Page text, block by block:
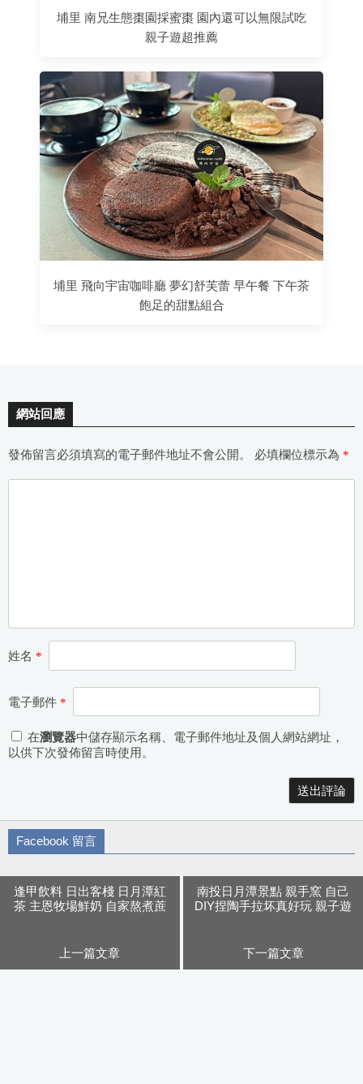
埔里 南兄生態棗園採蜜棗 園內還可以無限試吃
親子遊超推薦
埔里 飛向宇宙咖啡廳 夢幻舒芙蕾 早午餐 下午茶
飽足的甜點組合
網站回應
發佈留言必須填寫的電子郵件地址不會公開。 必填欄位標示為 *
姓名 *
電子郵件 *
在瀏覽器中儲存顯示名稱、電子郵件地址及個人網站網址，
以供下次發佈留言時使用。
Facebook 留言
逢甲飲料 日出客棧 日月潭紅
茶 主恩牧場鮮奶 自家熬煮蔗
上一篇文章
南投日月潭景點 親手窯 自己
DIY捏陶手拉坏真好玩 親子遊
下一篇文章